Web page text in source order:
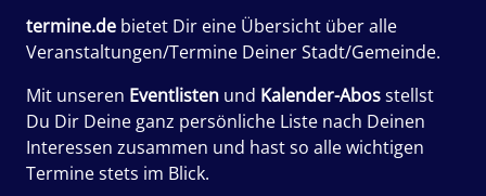
termine.de bietet Dir eine Übersicht über alle
Veranstaltungen/Termine Deiner Stadt/Gemeinde.
Mit unseren Eventlisten und Kalender-Abosstellst
Du Dir Deine ganz persönliche Liste nach Deinen
Interessen zusammen und hast so alle wichtigen
Termine stets im Blick.